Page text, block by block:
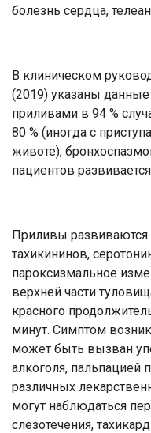
болезнь сердца,
В клиническом
(2019) указаны данные
приливами в 94 %
80 % (иногда с
животе),
пациентов
Приливы развиваются
тахикининов,
пароксизмальное
верхней части
красного
минут. Симптом
может быть вызван
алкоголя, пальпацией
различных
могут наблюдаться
слезотечения,